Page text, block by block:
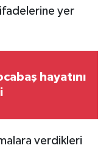
ifadelerine yer
hayatını
verdikleri